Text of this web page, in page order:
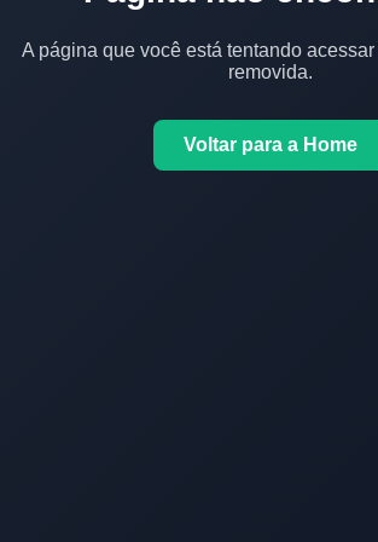
A página que você está tentando
removida.
Voltar para a Home